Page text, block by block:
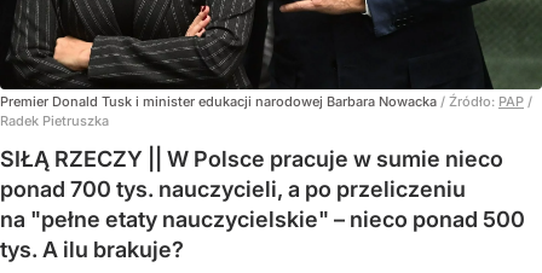
Premier Donald Tusk i minister edukacji narodowej Barbara Nowacka / Źródło: PAP /
Radek Pietruszka
SIŁĄ RZECZY || W Polsce pracuje w sumie nieco
ponad 700 tys. nauczycieli, a po przeliczeniu
na "pełne etaty nauczycielskie" – nieco ponad 500
tys. A ilu brakuje?